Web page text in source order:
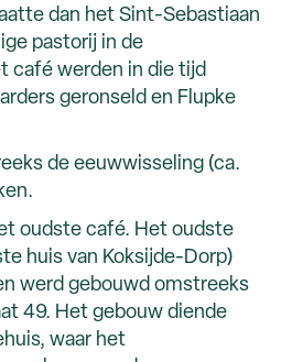
dan het Sint-Sebastiaan
pastorij in de
café werden in die tijd
geronseld en Flupke
de eeuwwisseling (ca.
oudste café. Het oudste
huis van Koksijde-Dorp)
werd gebouwd omstreeks
49. Het gebouw diende
waar het